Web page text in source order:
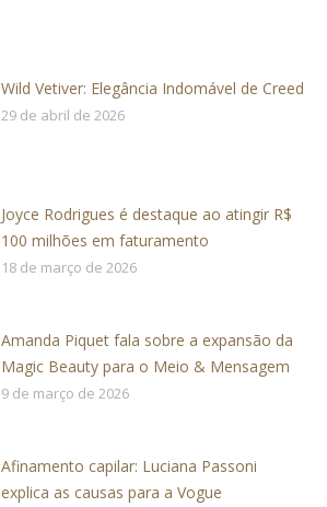
Wild Vetiver: Elegância Indomável de Creed
29 de abril de 2026
Joyce Rodrigues é destaque ao atingir R$
100 milhões em faturamento
18 de março de 2026
Amanda Piquet fala sobre a expansão da
Magic Beauty para o Meio & Mensagem
9 de março de 2026
Afinamento capilar: Luciana Passoni
explica as causas para a Vogue